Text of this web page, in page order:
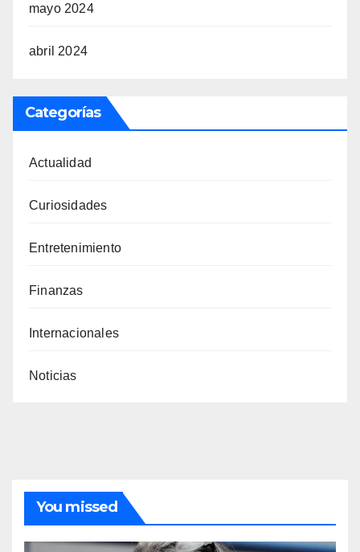
mayo 2024
abril 2024
Categorías
Actualidad
Curiosidades
Entretenimiento
Finanzas
Internacionales
Noticias
You missed